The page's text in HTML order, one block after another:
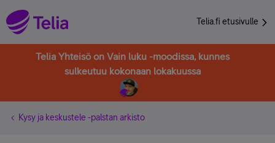
Telia.fi etusivulle
Telia Yhteisö on Vain luku -moodissa, kunnes
sulkeutuu kokonaan lokakuussa
Kysy ja keskustele -palstan arkisto